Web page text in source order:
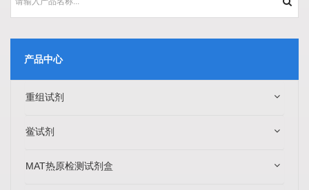
产品中心
重组试剂
鲎试剂
MAT热原检测试剂盒